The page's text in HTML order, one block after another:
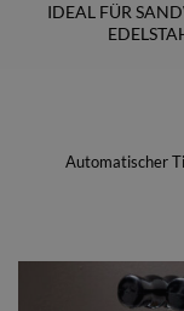
IDEAL FÜR
Automatischer